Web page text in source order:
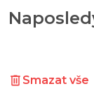
Smazat vše